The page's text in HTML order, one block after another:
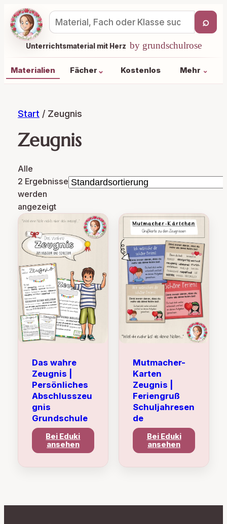
Materialsuche
⌕
Unterrichtsmaterial mit Herz by grundschulrose
Materialien Fächer ⌄ Kostenlos Mehr ⌄
Start / Zeugnis
Zeugnis
Alle
2 Ergebnisse
werden
angezeigt
Das wahre
Zeugnis |
Persönliches
Abschlusszeu
gnis
Grundschule
Bei Eduki
ansehen
Mutmacher-
Karten
Zeugnis |
Feriengruß
Schuljahresen
de
Bei Eduki
ansehen